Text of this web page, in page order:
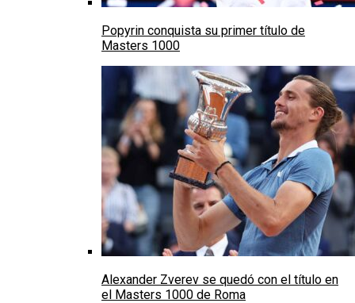
Popyrin conquista su primer título de
Masters 1000
Alexander Zverev se quedó con el título en
el Masters 1000 de Roma